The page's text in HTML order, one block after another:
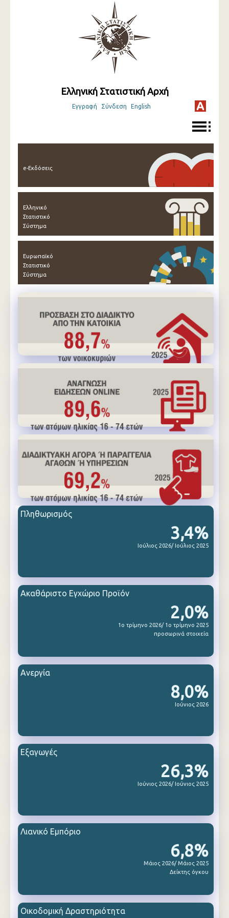
Ελληνική Στατιστική Αρχή
Εγγραφή Σύνδεση English
e-Εκδόσεις
Ελληνικό
Στατιστικό
Σύστημα
Ευρωπαϊκό
Στατιστικό
Σύστημα
3,4%
Ιούλιος 2026/ Ιούλιος 2025
Πληθωρισμός
2,0%
1ο τρίμηνο 2026/ 1ο τρίμηνο 2025
προσωρινά στοιχεία
Ακαθάριστο Εγχώριο Προϊόν
8,0%
Ιούνιος 2026
Ανεργία
26,3%
Ιούνιος 2026/ Ιούνιος 2025
Εξαγωγές
6,8%
Μάιος 2026/ Μάιος 2025
Δείκτης όγκου
Λιανικό Εμπόριο
Οικοδομική Δραστηριότητα